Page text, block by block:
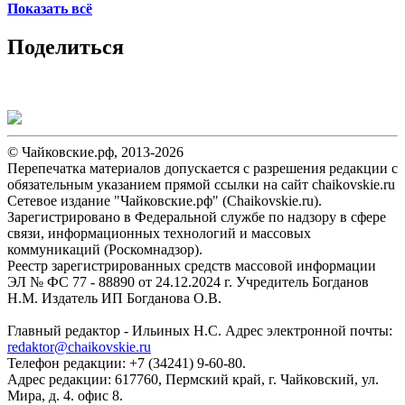
Показать всё
Поделиться
© Чайковские.рф, 2013-2026
Перепечатка материалов допускается с разрешения редакции с
обязательным указанием прямой ссылки на сайт chaikovskie.ru
Сетевое издание "Чайковские.рф" (Chaikovskie.ru).
Зарегистрировано в Федеральной службе по надзору в сфере
связи, информационных технологий и массовых
коммуникаций (Роскомнадзор).
Реестр зарегистрированных средств массовой информации
ЭЛ № ФС 77 - 88890 от 24.12.2024 г. Учредитель Богданов
Н.М. Издатель ИП Богданова О.В.
Главный редактор - Ильиных Н.С. Адрес электронной почты:
redaktor@chaikovskie.ru
Телефон редакции: +7 (34241) 9-60-80.
Адрес редакции: 617760, Пермский край, г. Чайковский, ул.
Мира, д. 4. офис 8.